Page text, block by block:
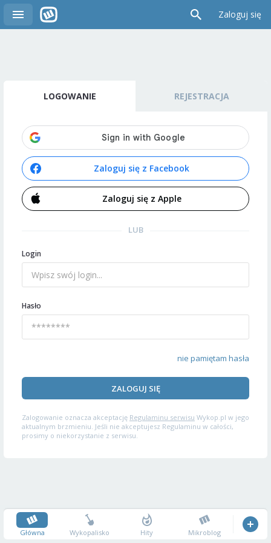
Zaloguj się
LOGOWANIE REJESTRACJA
Zaloguj się z Facebook
Zaloguj się z Apple
LUB
Login
Hasło
nie pamiętam hasła
ZALOGUJ SIĘ
Zalogowanie oznacza akceptację Regulaminu serwisu Wykop.pl w jego
aktualnym brzmieniu. Jeśli nie akceptujesz Regulaminu w całości,
prosimy o niekorzystanie z serwisu.
Główna Wykopalisko Hity Mikroblog